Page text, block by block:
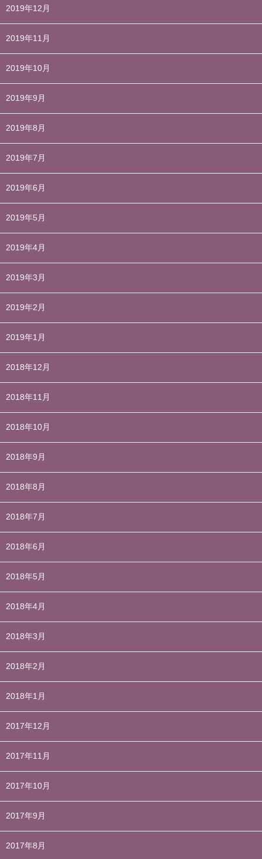
2019年12月
2019年11月
2019年10月
2019年9月
2019年8月
2019年7月
2019年6月
2019年5月
2019年4月
2019年3月
2019年2月
2019年1月
2018年12月
2018年11月
2018年10月
2018年9月
2018年8月
2018年7月
2018年6月
2018年5月
2018年4月
2018年3月
2018年2月
2018年1月
2017年12月
2017年11月
2017年10月
2017年9月
2017年8月